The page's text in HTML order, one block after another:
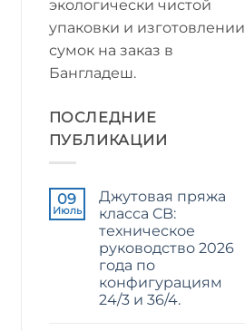
экологически чистой
упаковки и изготовлении
сумок на заказ в
Бангладеш.
ПОСЛЕДНИЕ
ПУБЛИКАЦИИ
09
Июль
Джутовая пряжа
класса CB:
техническое
руководство 2026
года по
конфигурациям
24/3 и 36/4.